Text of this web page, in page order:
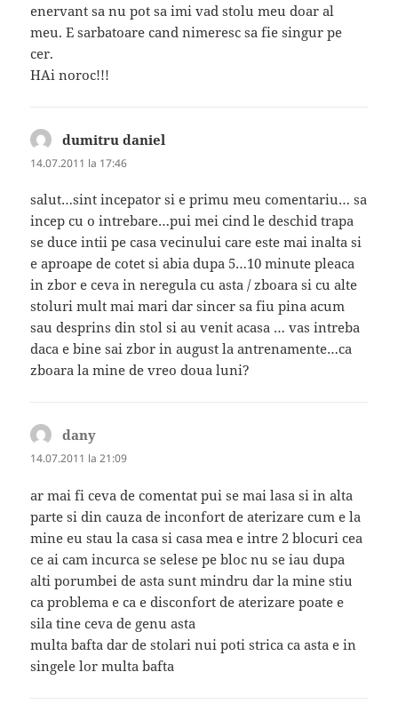
enervant sa nu pot sa imi vad stolu meu doar al
meu. E sarbatoare cand nimeresc sa fie singur pe
cer.
HAi noroc!!!
dumitru daniel
14.07.2011 la 17:46
salut…sint incepator si e primu meu comentariu… sa
incep cu o intrebare…pui mei cind le deschid trapa
se duce intii pe casa vecinului care este mai inalta si
e aproape de cotet si abia dupa 5…10 minute pleaca
in zbor e ceva in neregula cu asta / zboara si cu alte
stoluri mult mai mari dar sincer sa fiu pina acum
sau desprins din stol si au venit acasa … vas intreba
daca e bine sai zbor in august la antrenamente…ca
zboara la mine de vreo doua luni?
dany
14.07.2011 la 21:09
ar mai fi ceva de comentat pui se mai lasa si in alta
parte si din cauza de inconfort de aterizare cum e la
mine eu stau la casa si casa mea e intre 2 blocuri cea
ce ai cam incurca se selese pe bloc nu se iau dupa
alti porumbei de asta sunt mindru dar la mine stiu
ca problema e ca e disconfort de aterizare poate e
sila tine ceva de genu asta
multa bafta dar de stolari nui poti strica ca asta e in
singele lor multa bafta